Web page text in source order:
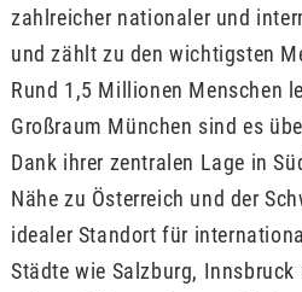
zahlreicher nationaler und
und zählt zu den wichtigsten
Rund 1,5 Millionen Menschen
Großraum München sind es
Dank ihrer zentralen Lage in
Nähe zu Österreich und der
idealer Standort für
Städte wie Salzburg,